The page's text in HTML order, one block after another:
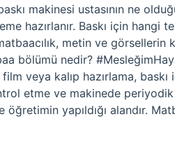
makinesi ustasının ne
hazırlanır. Baskı için hangi
metin ve görsellerin
bölümü nedir?
veya kalıp hazırlama, baskı
etme ve makinede
öğretimin yapıldığı alandır.